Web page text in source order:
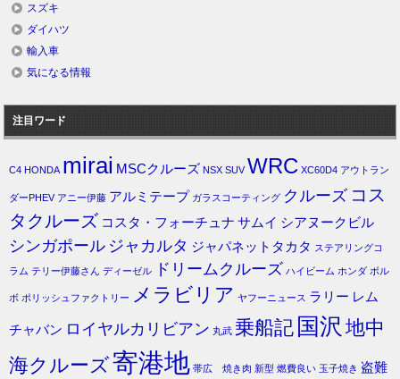
スズキ
ダイハツ
輸入車
気になる情報
注目ワード
C4 HONDA mirai MSCクルーズ NSX SUV WRC XC60D4 アウトラン
ダーPHEV アニー伊藤 アルミテープ ガラスコーティング クルーズ コス
タクルーズ コスタ・フォーチュナ サムイ シアヌークビル
シンガポール ジャカルタ ジャパネットタカタ ステアリングコ
ラム テリー伊藤さん ディーゼル ドリームクルーズ ハイビーム ホンダ ボル
ボ ポリッシュファクトリー メラビリア ヤフーニュース ラリー レム
チャバン ロイヤルカリビアン 丸武 乗船記 国沢 地中
海クルーズ寄港地 帯広 焼き肉 新型 燃費良い 玉子焼き 盗難